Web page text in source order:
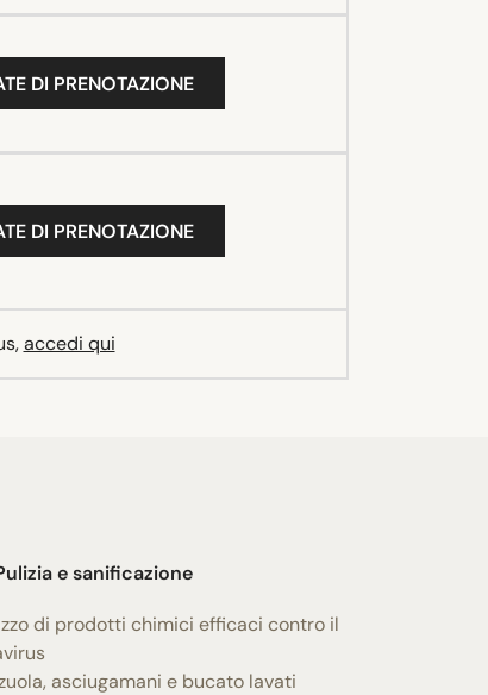
DI PRENOTAZIONE
DI PRENOTAZIONE
accedi qui
e sanificazione
di prodotti chimici efficaci contro il
asciugamani e bucato lavati